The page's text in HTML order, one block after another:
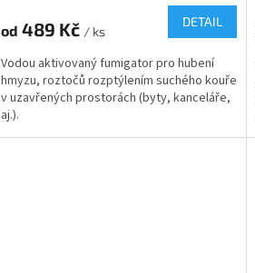
od 489 Kč / ks
DETAIL
Vodou aktivovaný fumigator pro hubení
hmyzu, roztočů rozptýlením suchého kouře
v uzavřených prostorách (byty, kanceláře,
aj.).